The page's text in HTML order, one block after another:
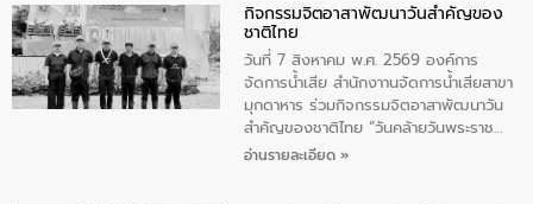
กิจกรรมจิตอาสาพัฒนาวันสําคัญของ
ชาติไทย
วันที่ 7 สิงหาคม พ.ศ. 2569 องค์การ
จัดการน้ำเสีย สำนักงาานจัดการน้ำเสียสาขา
มุกดาหาร ร่วมกิจกรรมจิตอาสาพัฒนาวัน
สําคัญของชาติไทย “วันคล้ายวันพระราช
สมภพ สมเด็จพระนางเจ้าสิริกิติ์พระบรม
อ่านรายละเอียด »